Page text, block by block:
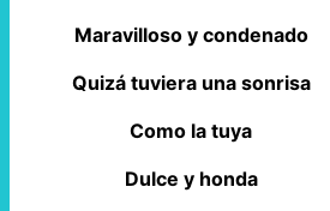
Maravilloso y condenado
Quizá tuviera una sonrisa
Como la tuya
Dulce y honda